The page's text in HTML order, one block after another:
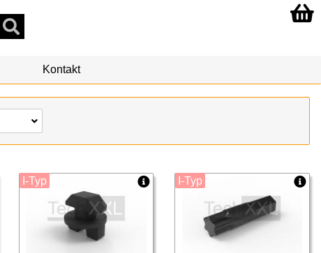
Kontakt
I-Typ I-Typ